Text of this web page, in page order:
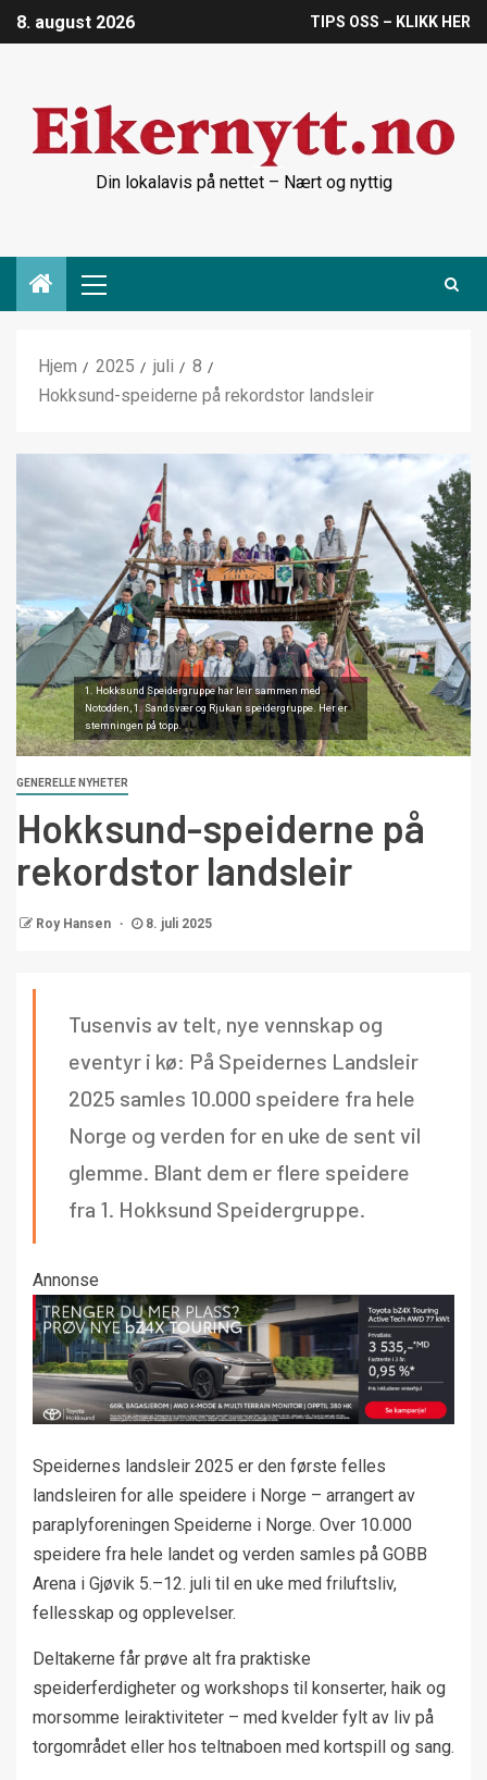
8. august 2026 TIPS OSS – KLIKK HER
Din lokalavis på nettet – Nært og nyttig
Hjem 2025 juli
8
Hokksund-speiderne på rekordstor landsleir
1. Hokksund Speidergruppe har leir sammen med
Notodden, 1. Sandsvær og Rjukan speidergruppe. Her er
stemningen på topp.
GENERELLE NYHETER
Hokksund-speiderne på
rekordstor landsleir
Roy Hansen 8. juli 2025
Tusenvis av telt, nye vennskap og
eventyr i kø: På Speidernes Landsleir
2025 samles 10.000 speidere fra hele
Norge og verden for en uke de sent vil
glemme. Blant dem er flere speidere
fra 1. Hokksund Speidergruppe.
Annonse
Speidernes landsleir 2025 er den første felles
landsleiren for alle speidere i Norge – arrangert av
paraplyforeningen Speiderne i Norge. Over 10.000
speidere fra hele landet og verden samles på GOBB
Arena i Gjøvik 5.–12. juli til en uke med friluftsliv,
fellesskap og opplevelser.
Deltakerne får prøve alt fra praktiske
speiderferdigheter og workshops til konserter, haik og
morsomme leiraktiviteter – med kvelder fylt av liv på
torgområdet eller hos teltnaboen med kortspill og sang.